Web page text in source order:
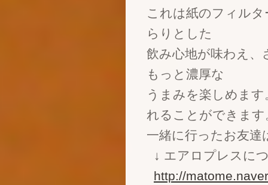
これは紙のフィル
らりとした
飲み心地が味わえ
もっと濃厚な
うまみを楽しめま
れることができます
一緒に行ったお友
↓ エアロプレスに
http://